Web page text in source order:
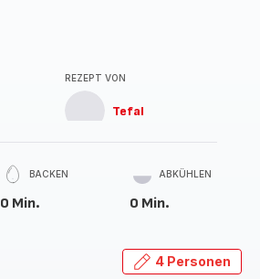
REZEPT VON
Tefal
BACKEN
0 Min.
ABKÜHLEN
0 Min.
4 Personen